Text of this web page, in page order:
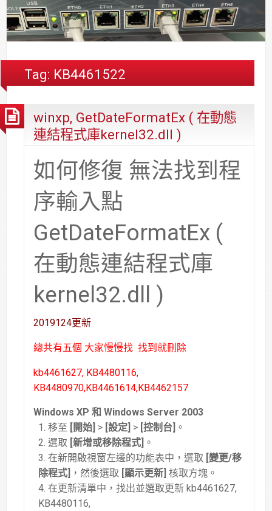
護
合
約
例
分
享
通
關
系
統
系
統
安
修,
價
路/
大
樓
公
網
決
方
料
件
區
台
中
Tag: KB4461522
winxp, GetDateFormatEx ( 在動態
連結程式庫kernel32.dll )
如何修復 無法找到程
序輸入點
GetDateFormatEx (
在動態連結程式庫
kernel32.dll )
2019124更新
總共有五個 大家慢慢找 找到就刪除
kb4461627, KB4480116,
KB4480970,KB4461614,KB4462157
Windows XP 和 Windows Server 2003
移至
[開始] > [設定] > [控制台] 。
選取 [新增或移除程式] 。
在新開啟視窗左邊的功能表中，選取 [變更/移
除程式] ，然後選取 [顯示更新] 核取方塊。
在更新清單中，找出並選取更新 kb4461627,
KB4480116,